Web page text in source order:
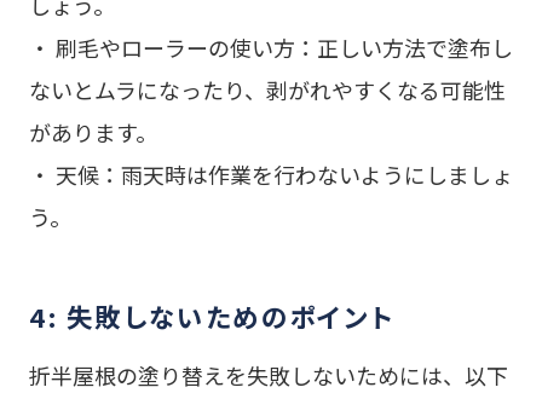
・ 刷毛やローラーの使い方：正しい方法で塗布し
ないとムラになったり、剥がれやすくなる可能性
があります。
・ 天候：雨天時は作業を行わないようにしましょ
う。
4: 失敗しないためのポイント
折半屋根の塗り替えを失敗しないためには、以下